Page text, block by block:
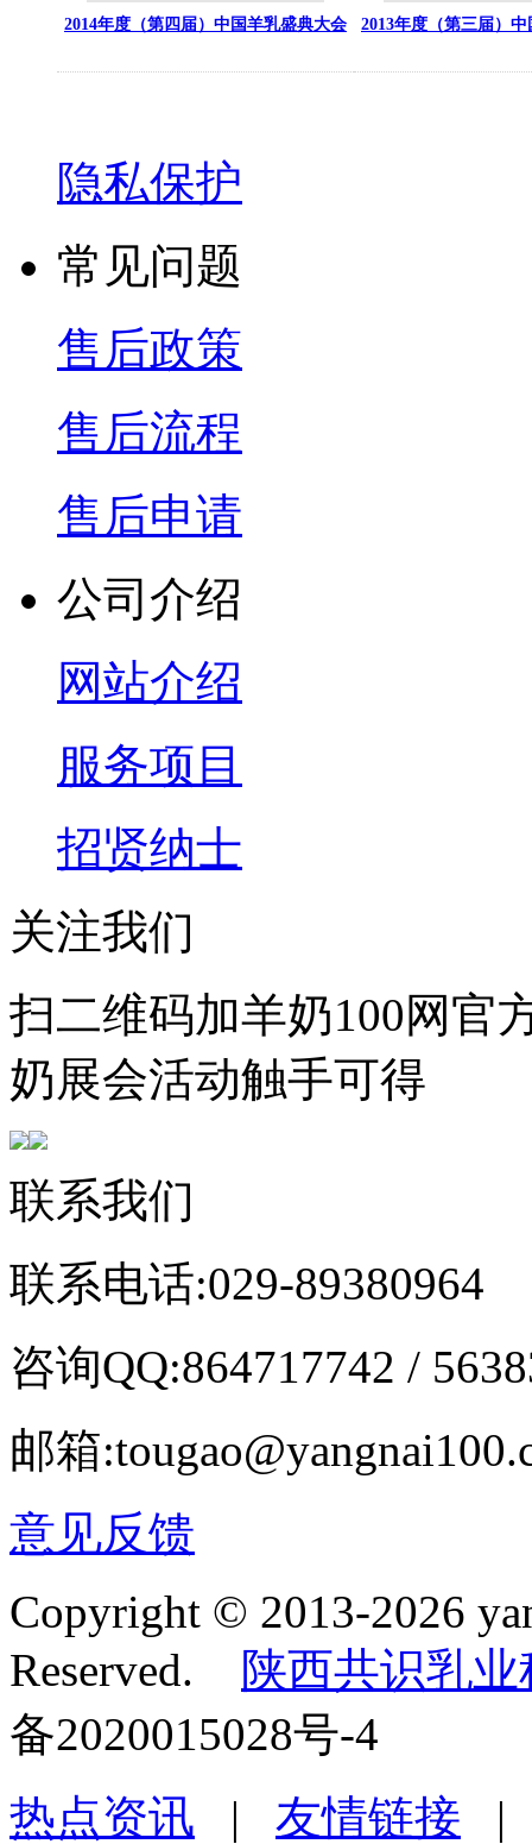
2014年度（第四届）中国羊乳盛典大会 2013年度（第三届）
隐私保护
常见问题
售后政策
售后流程
售后申请
公司介绍
网站介绍
服务项目
招贤纳士
关注我们
扫二维码加羊奶100网官
奶展会活动触手可得
联系我们
联系电话:029-89380964
咨询QQ:864717742 /
邮箱
意见反馈
Copyright © 2013-2026
Reserved. 陕西共识乳
备2020015028号-4
热点资讯 | 友情链接